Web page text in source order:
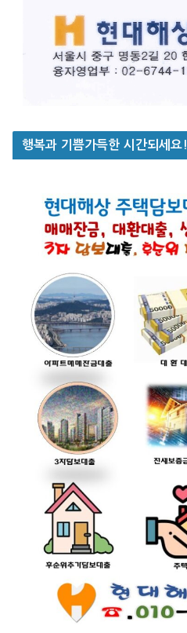
행복과 기쁨가득한 시간되세요!